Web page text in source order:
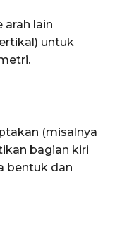
arah lain
untuk
(misalnya
bagian kiri
bentuk dan